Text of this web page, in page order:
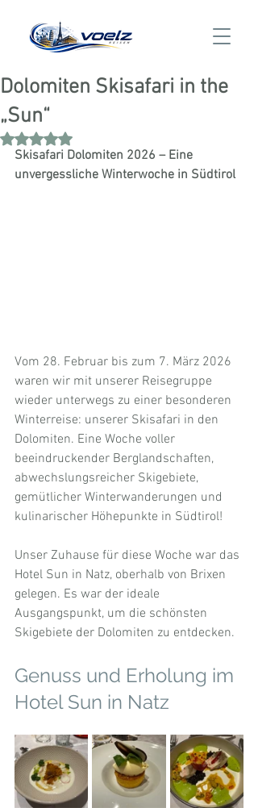
Dolomiten Skisafari in the
„Sun“
Mit NaN von 5 Sternen bewertet.
Skisafari Dolomiten 2026 – Eine
unvergessliche Winterwoche in Südtirol
Vom 28. Februar bis zum 7. März 2026
waren wir mit unserer Reisegruppe
wieder unterwegs zu einer besonderen
Winterreise: unserer Skisafari in den
Dolomiten. Eine Woche voller
beeindruckender Berglandschaften,
abwechslungsreicher Skigebiete,
gemütlicher Winterwanderungen und
kulinarischer Höhepunkte in Südtirol!
Unser Zuhause für diese Woche war das
Hotel Sun in Natz, oberhalb von Brixen
gelegen. Es war der ideale
Ausgangspunkt, um die schönsten
Skigebiete der Dolomiten zu entdecken.
Genuss und Erholung im
Hotel Sun in Natz